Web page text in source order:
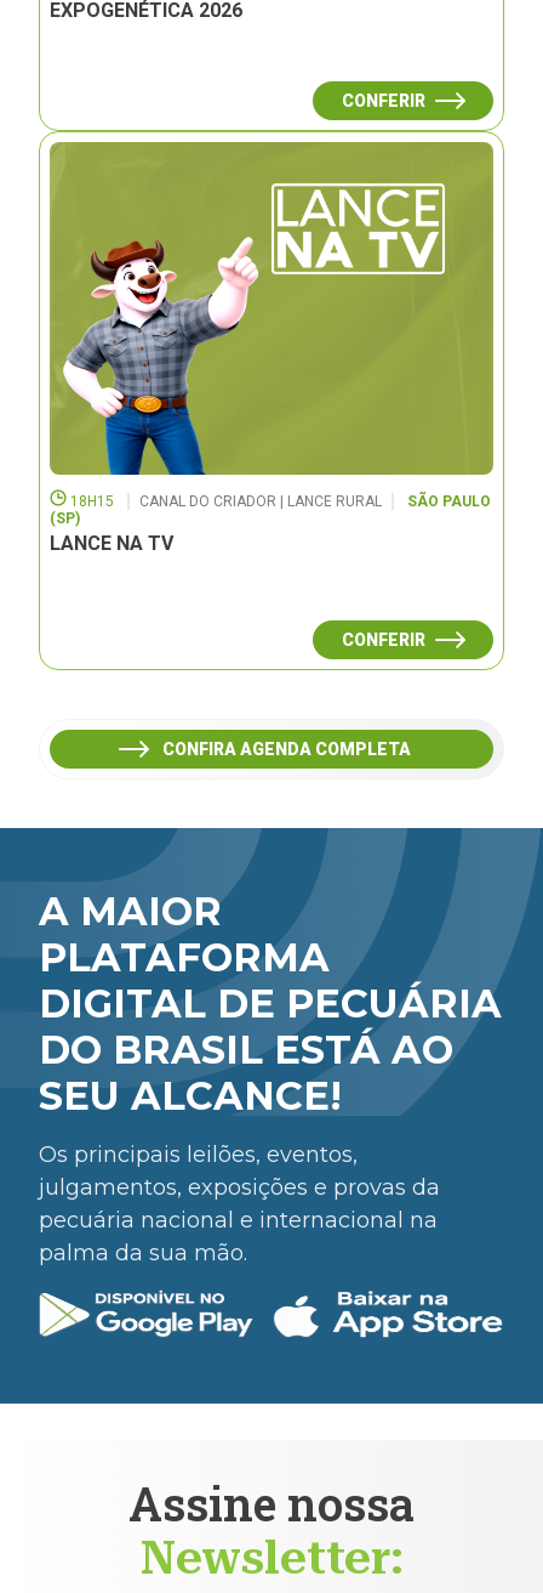
EXPOGENÉTICA 2026
CONFERIR
18H15 CANAL DO CRIADOR | LANCE RURAL
SÃO PAULO
(SP)
LANCE NA TV
CONFERIR
CONFIRA AGENDA COMPLETA
A MAIOR
PLATAFORMA
DIGITAL DE PECUÁRIA
DO BRASIL ESTÁ AO
SEU ALCANCE!
Os principais leilões, eventos,
julgamentos, exposições e provas da
pecuária nacional e internacional na
palma da sua mão.
Assine nossa
Newsletter: